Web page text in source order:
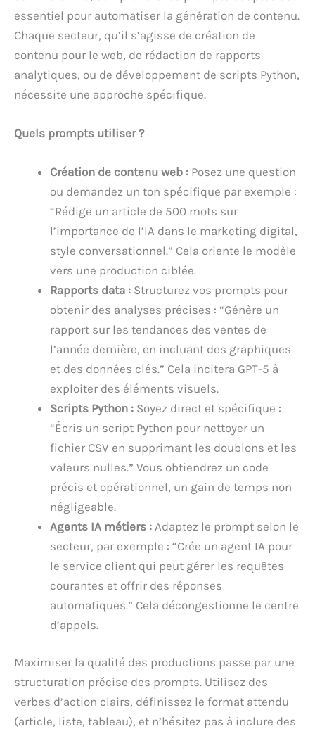
essentiel pour automatiser la génération de contenu.
Chaque secteur, qu’il s’agisse de création de
contenu pour le web, de rédaction de rapports
analytiques, ou de développement de scripts Python,
nécessite une approche spécifique.
Quels prompts utiliser ?
Création de contenu web : Posez une question
ou demandez un ton spécifique par exemple :
“Rédige un article de 500 mots sur
l’importance de l’IA dans le marketing digital,
style conversationnel.” Cela oriente le modèle
vers une production ciblée.
Rapports data : Structurez vos prompts pour
obtenir des analyses précises : “Génère un
rapport sur les tendances des ventes de
l’année dernière, en incluant des graphiques
et des données clés.” Cela incitera GPT-5 à
exploiter des éléments visuels.
Scripts Python : Soyez direct et spécifique :
“Écris un script Python pour nettoyer un
fichier CSV en supprimant les doublons et les
valeurs nulles.” Vous obtiendrez un code
précis et opérationnel, un gain de temps non
négligeable.
Agents IA métiers : Adaptez le prompt selon le
secteur, par exemple : “Crée un agent IA pour
le service client qui peut gérer les requêtes
courantes et offrir des réponses
automatiques.” Cela décongestionne le centre
d’appels.
Maximiser la qualité des productions passe par une
structuration précise des prompts. Utilisez des
verbes d’action clairs, définissez le format attendu
(article, liste, tableau), et n’hésitez pas à inclure des